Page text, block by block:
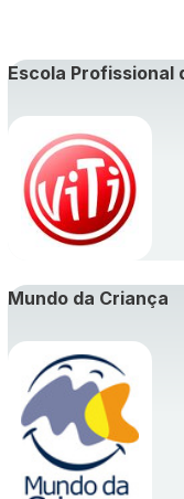
Escola Profissional
Mundo da Criança